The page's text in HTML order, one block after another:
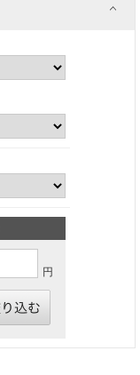
円